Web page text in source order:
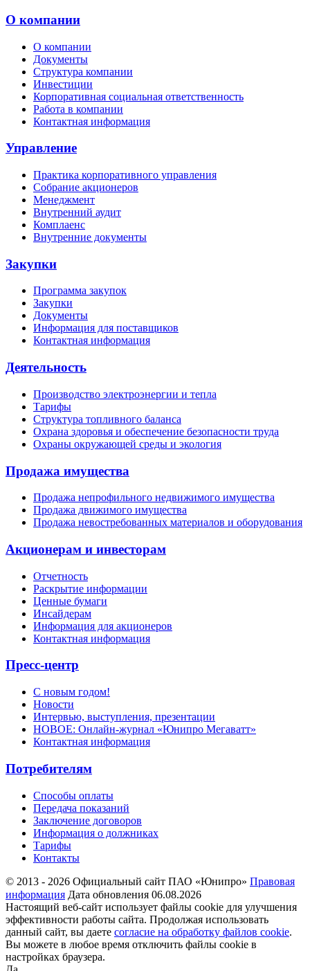
О компании
О компании
Документы
Структура компании
Инвестиции
Корпоративная социальная ответственность
Работа в компании
Контактная информация
Управление
Практика корпоративного управления
Собрание акционеров
Менеджмент
Внутренний аудит
Комплаенс
Внутренние документы
Закупки
Программа закупок
Закупки
Документы
Информация для поставщиков
Контактная информация
Деятельность
Производство электроэнергии и тепла
Тарифы
Структура топливного баланса
Охрана здоровья и обеспечение безопасности труда
Охраны окружающей среды и экология
Продажа имущества
Продажа непрофильного недвижимого имущества
Продажа движимого имущества
Продажа невостребованных материалов и оборудования
Акционерам и инвесторам
Отчетность
Раскрытие информации
Ценные бумаги
Инсайдерам
Информация для акционеров
Контактная информация
Пресс-центр
С новым годом!
Новости
Интервью, выступления, презентации
НОВОЕ: Онлайн-журнал «Юнипро Мегаватт»
Контактная информация
Потребителям
Способы оплаты
Передача показаний
Заключение договоров
Информация о должниках
Тарифы
Контакты
© 2013 - 2026 Официальный сайт ПАО «Юнипро» Правовая
информация Дата обновления 06.08.2026
Настоящий веб-сайт использует файлы cookie для улучшения
эффективности работы сайта. Продолжая использовать
данный сайт, вы даете согласие на обработку файлов cookie.
Вы можете в любое время отключить файлы cookie в
настройках браузера.